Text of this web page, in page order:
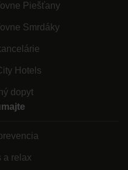
Piešťany
Smrdáky
Hotels
dopyt
a relax